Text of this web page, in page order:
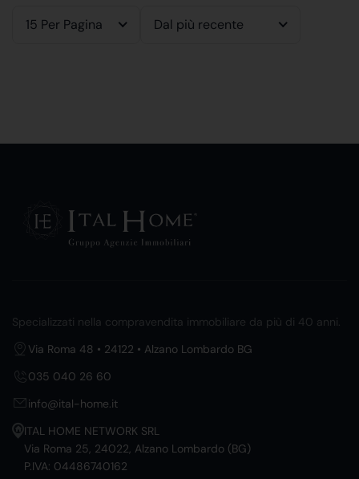
15 Per Pagina Dal più recente
Specializzati nella compravendita immobiliare da più di 40 anni.
Via Roma 48 • 24122 • Alzano Lombardo BG
035 040 26 60
info@ital-home.it
ITAL HOME NETWORK SRL
Via Roma 25, 24022, Alzano Lombardo (BG)
P.IVA: 04486740162